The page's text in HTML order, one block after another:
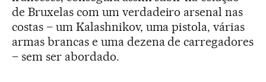
de Bruxelas com um verdadeiro arsenal nas
costas – um Kalashnikov, uma pistola, várias
armas brancas e uma dezena de carregadores
– sem ser abordado.